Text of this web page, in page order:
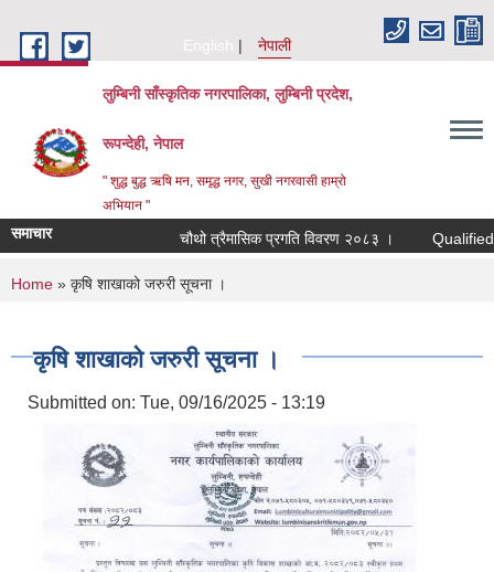
English
नेपाली
लुम्बिनी साँस्कृतिक नगरपालिका, लुम्बिनी प्रदेश,
रूपन्देही, नेपाल
" शुद्ध बुद्ध ऋषि मन, समृद्ध नगर, सुखी नगरवासी हाम्रो
अभियान "
समाचार चौथो त्रैमासिक प्रगति विवरण २०८३ । Qualified
You are here
Home » कृषि शाखाको जरुरी सूचना ।
कृषि शाखाको जरुरी सूचना ।
Submitted on: Tue, 09/16/2025 - 13:19